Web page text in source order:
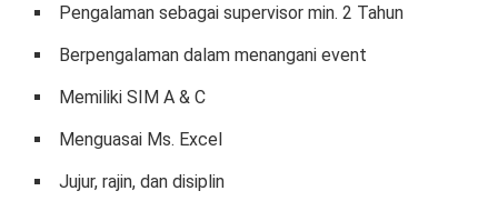
Pengalaman sebagai supervisor min. 2 Tahun
Berpengalaman dalam menangani event
Memiliki SIM A & C
Menguasai Ms. Excel
Jujur, rajin, dan disiplin